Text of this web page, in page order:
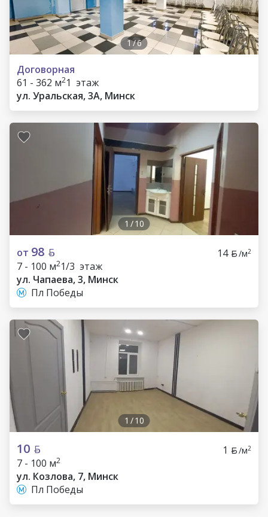
1/6
Договорная
61 - 362 м21 этаж
ул. Уральская, 3А, Минск
1 /10
от 98 14 /м2
7 - 100 м21/3 этаж
ул. Чапаева, 3, Минск
Пл Победы
1 /10
10 1 /м2
7 - 100 м2
ул. Козлова, 7, Минск
Пл Победы